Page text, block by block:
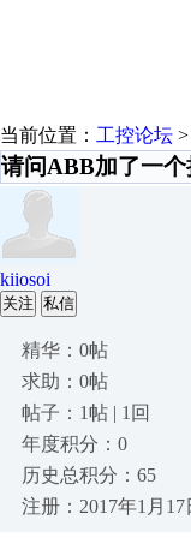
当前位置： 工控论坛 >
请问ABB加了一
kiiosoi
关注 私信
精华：0帖
求助：0帖
帖子：1帖 | 1回
年度积分：0
历史总积分：65
注册：2017年1月17